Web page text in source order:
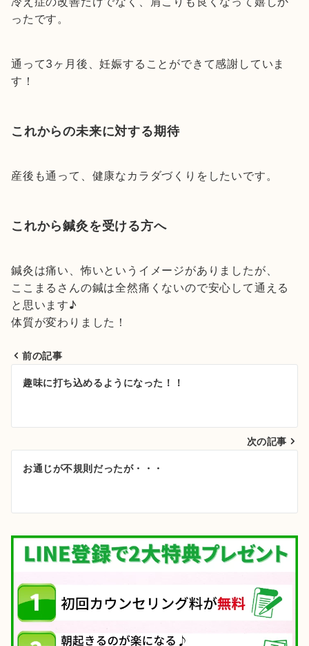
ったです。
通って3ヶ月後、妊娠することができて感謝していま
す！
これからの未来に対する期待
産後も通って、健康なカラダづくりをしたいです。
これから鍼灸を受ける方へ
鍼灸は痛い、怖いというイメージがありましたが、
ここまるさんの鍼は全然痛くないので安心して通える
と思います♪
体質が変わりました！
投
ビ
ゲ
シ
ョ
ン
前の記事
趣味に打ち込めるようになった！！
次の記事
お通じが不規則だったが・・・